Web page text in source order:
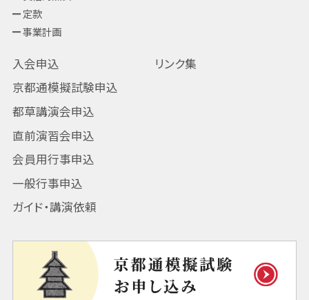
定款
事業計画
入会申込
京都通模擬試験申込
都草講演会申込
直前演習会申込
会員用行事申込
一般行事申込
ガイド・講演依頼
リンク集